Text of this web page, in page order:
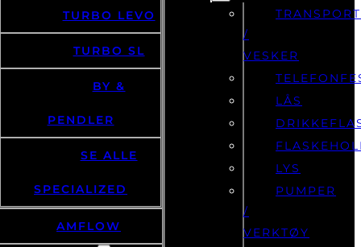
TURBO LEVO
TURBO SL
BY &
PENDLER
SE ALLE
SPECIALIZED
AMFLOW
TRANSPORT
/
VESKER
LÅS
LYS
PUMPER
/
VERKTØY